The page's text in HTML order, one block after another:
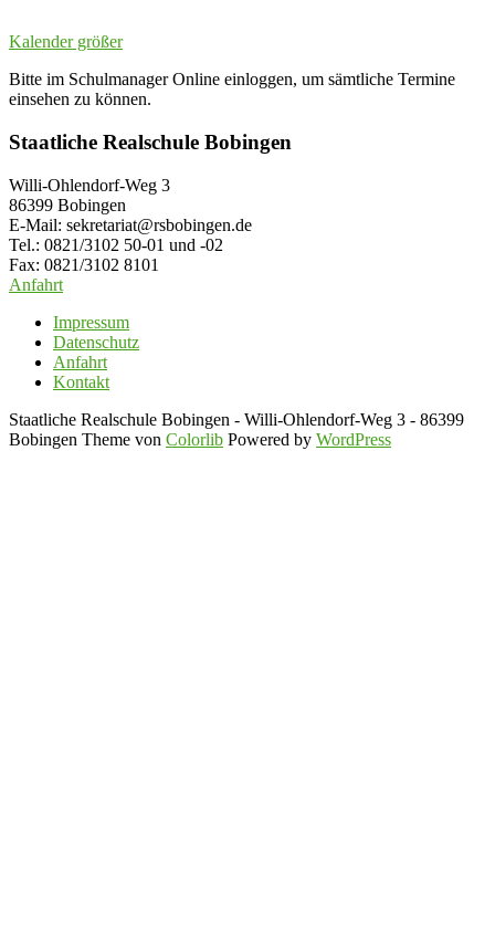
Kalender größer
Bitte im Schulmanager Online einloggen, um sämtliche Termine
einsehen zu können.
Staatliche Realschule Bobingen
Willi-Ohlendorf-Weg 3
86399 Bobingen
E-Mail: sekretariat@rsbobingen.de
Tel.: 0821/3102 50-01 und -02
Fax: 0821/3102 8101
Anfahrt
Impressum
Datenschutz
Anfahrt
Kontakt
Staatliche Realschule Bobingen - Willi-Ohlendorf-Weg 3 - 86399
Bobingen Theme von Colorlib Powered by WordPress